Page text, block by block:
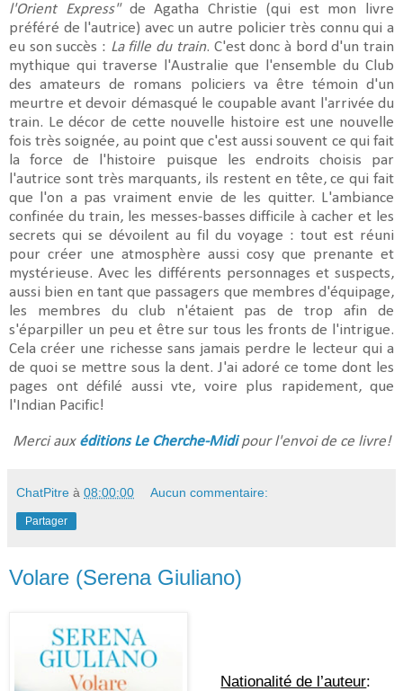
l'Orient Express"de Agatha Christie (qui est mon livre
préféré de l'autrice) avec un autre policier très connu qui a
eu son succès : La fille du train. C'est donc à bord d'un train
mythique qui traverse l'Australie que l'ensemble du Club
des amateurs de romans policiers va être témoin d'un
meurtre et devoir démasqué le coupable avant l'arrivée du
train. Le décor de cette nouvelle histoire est une nouvelle
fois très soignée, au point que c'est aussi souvent ce qui fait
la force de l'histoire puisque les endroits choisis par
l'autrice sont très marquants, ils restent en tête, ce qui fait
que l'on a pas vraiment envie de les quitter. L'ambiance
confinée du train, les messes-basses difficile à cacher et les
secrets qui se dévoilent au fil du voyage : tout est réuni
pour créer une atmosphère aussi cosy que prenante et
mystérieuse. Avec les différents personnages et suspects,
aussi bien en tant que passagers que membres d'équipage,
les membres du club n'étaient pas de trop afin de
s'éparpiller un peu et être sur tous les fronts de l'intrigue.
Cela créer une richesse sans jamais perdre le lecteur qui a
de quoi se mettre sous la dent. J'ai adoré ce tome dont les
pages ont défilé aussi vte, voire plus rapidement, que
l'Indian Pacific!
Merci aux éditions Le Cherche-Midi pour l'envoi de ce livre!
ChatPitre à 08:00:00 Aucun commentaire:
Partager
Volare (Serena Giuliano)
Nationalité de l’auteur: